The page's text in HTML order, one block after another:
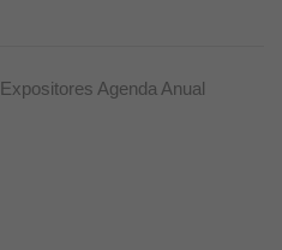
Expositores Agenda Anual